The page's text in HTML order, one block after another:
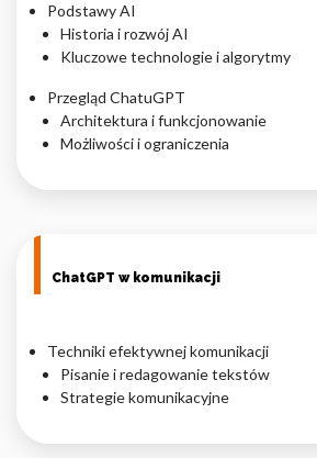
Podstawy AI
Historia i rozwój AI
Kluczowe technologie i algorytmy
Przegląd ChatuGPT
Architektura i funkcjonowanie
Możliwości i ograniczenia
ChatGPT w komunikacji
Techniki efektywnej komunikacji
Pisanie i redagowanie tekstów
Strategie komunikacyjne
Nieklasyfikowane pliki cookie, to pliki,
klasyfikowania, wraz z dostawcami
Odrzuć